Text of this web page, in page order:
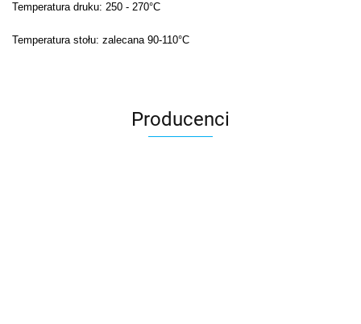
Temperatura druku: 250 - 270°C
Temperatura stołu: zalecana 90-110°C
Producenci